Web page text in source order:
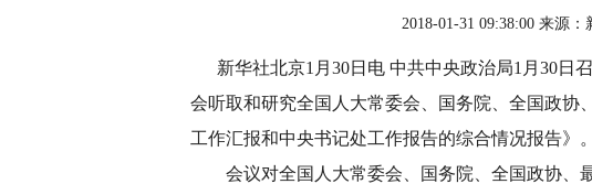
2018-01-31 09:38:00 来源：
新华社北京1月30日电 中共中央政治局1月30日
会听取和研究全国人大常委会、国务院、全国政协
工作汇报和中央书记处工作报告的综合情况报告》
会议对全国人大常委会、国务院、全国政协、